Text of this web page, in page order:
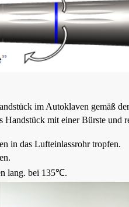
im Autoklaven gemäß
Handstück mit einer Bürste und
in das Lufteinlassrohr tropfen.
lang. bei 135℃.